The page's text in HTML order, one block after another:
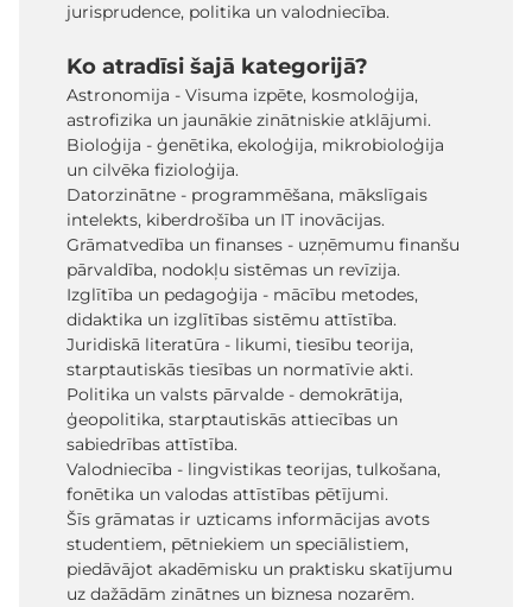
jurisprudence, politika un valodniecība.
Ko atradīsi šajā kategorijā?
Astronomija - Visuma izpēte, kosmoloģija,
astrofizika un jaunākie zinātniskie atklājumi.
Bioloģija - ģenētika, ekoloģija, mikrobioloģija
un cilvēka fizioloģija.
Datorzinātne - programmēšana, mākslīgais
intelekts, kiberdrošība un IT inovācijas.
Grāmatvedība un finanses - uzņēmumu finanšu
pārvaldība, nodokļu sistēmas un revīzija.
Izglītība un pedagoģija - mācību metodes,
didaktika un izglītības sistēmu attīstība.
Juridiskā literatūra - likumi, tiesību teorija,
starptautiskās tiesības un normatīvie akti.
Politika un valsts pārvalde - demokrātija,
ģeopolitika, starptautiskās attiecības un
sabiedrības attīstība.
Valodniecība - lingvistikas teorijas, tulkošana,
fonētika un valodas attīstības pētījumi.
Šīs grāmatas ir uzticams informācijas avots
studentiem, pētniekiem un speciālistiem,
piedāvājot akadēmisku un praktisku skatījumu
uz dažādām zinātnes un biznesa nozarēm.